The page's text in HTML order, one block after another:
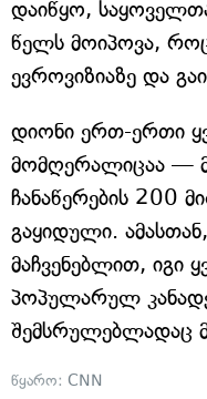
დაიწყო,
წელს მოიპოვა,
ევროვიზიაზე და
დიონი ერთ-ერთი
მომღერალიცაა —
ჩანაწერების 200
გაყიდული.
მაჩვენებლით, იგი
პოპულარულ
შემსრულებლადაც
წყარო: CNN